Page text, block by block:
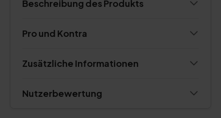
Beschreibung des Produkts
Pro und Kontra
Zusätzliche Informationen
Nutzerbewertung